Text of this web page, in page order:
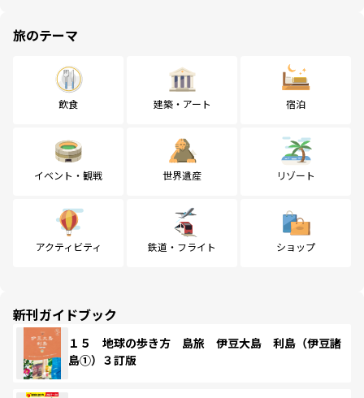
旅のテーマ
飲食 建築・アート 宿泊
イベント・観戦 世界遺産 リゾート
アクティビティ 鉄道・フライト ショップ
新刊ガイドブック
１５ 地球の歩き方 島旅 伊豆大島 利島（伊豆諸
島①）３訂版